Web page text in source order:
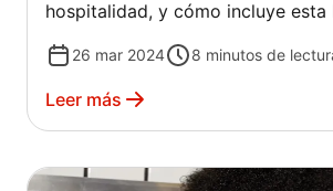
hospitalidad, y cómo incluye esta
26 mar 2024 8 minutos de
Leer más